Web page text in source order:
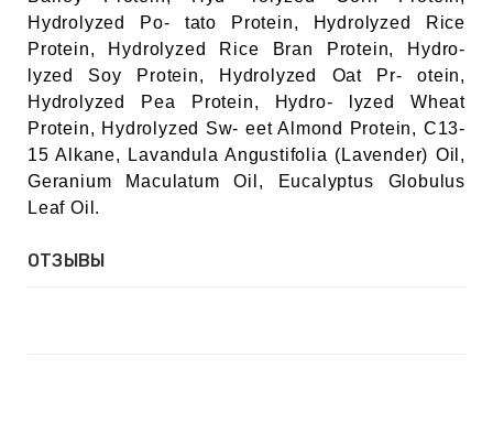
keyboard_arrow_right
Hydrolyzed Po- tato Protein, Hydrolyzed Rice
Protein, Hydrolyzed Rice Bran Protein, Hydro-
lyzed Soy Protein, Hydrolyzed Oat Pr- otein,
Hydrolyzed Pea Protein, Hydro- lyzed Wheat
Protein, Hydrolyzed Sw- eet Almond Protein, C13-
15 Alkane, Lavandula Angustifolia (Lavender) Oil,
Geranium Maculatum Oil, Eucalyptus Globulus
Leaf Oil.
ОТЗЫВЫ